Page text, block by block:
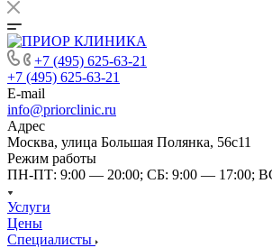
+7 (495) 625-63-21
+7 (495) 625-63-21
E-mail
info@priorclinic.ru
Адрес
Москва, улица Большая Полянка, 56с11
Режим работы
ПН-ПТ: 9:00 — 20:00; СБ: 9:00 — 17:00;
Услуги
Цены
Специалисты